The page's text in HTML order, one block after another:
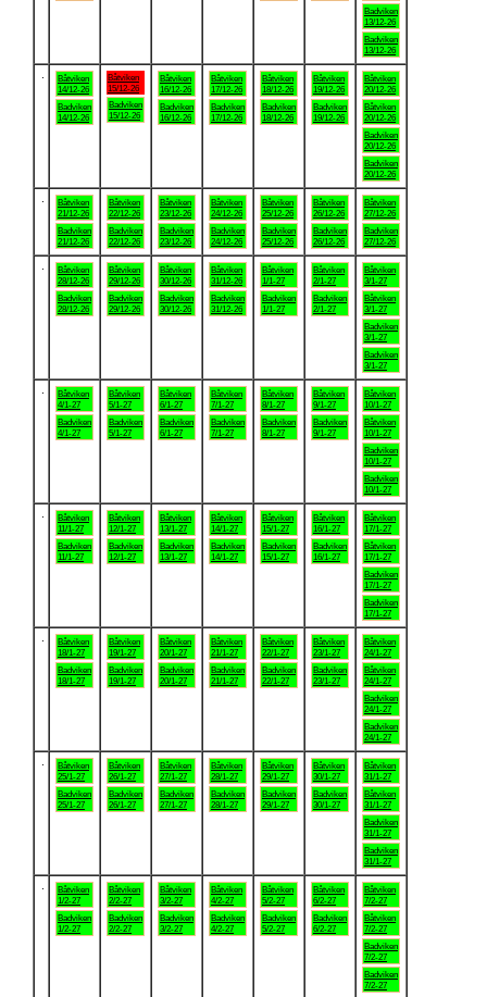
Badviken
13/12-26
Badviken
13/12-26
Båtviken
14/12-26
Badviken
14/12-26
Båtviken
15/12-26
Badviken
15/12-26
Båtviken
16/12-26
Badviken
16/12-26
Båtviken
17/12-26
Badviken
17/12-26
Båtviken
18/12-26
Badviken
18/12-26
Båtviken
19/12-26
Badviken
19/12-26
Båtviken
20/12-26
Båtviken
20/12-26
Badviken
20/12-26
Badviken
20/12-26
Båtviken
21/12-26
Badviken
21/12-26
Båtviken
22/12-26
Badviken
22/12-26
Båtviken
23/12-26
Badviken
23/12-26
Båtviken
24/12-26
Badviken
24/12-26
Båtviken
25/12-26
Badviken
25/12-26
Båtviken
26/12-26
Badviken
26/12-26
Båtviken
27/12-26
Badviken
27/12-26
Båtviken
28/12-26
Badviken
28/12-26
Båtviken
29/12-26
Badviken
29/12-26
Båtviken
30/12-26
Badviken
30/12-26
Båtviken
31/12-26
Badviken
31/12-26
Båtviken
1/1-27
Badviken
1/1-27
Båtviken
2/1-27
Badviken
2/1-27
Båtviken
3/1-27
Båtviken
3/1-27
Badviken
3/1-27
Badviken
3/1-27
Båtviken
4/1-27
Badviken
4/1-27
Båtviken
5/1-27
Badviken
5/1-27
Båtviken
6/1-27
Badviken
6/1-27
Båtviken
7/1-27
Badviken
7/1-27
Båtviken
8/1-27
Badviken
8/1-27
Båtviken
9/1-27
Badviken
9/1-27
Båtviken
10/1-27
Båtviken
10/1-27
Badviken
10/1-27
Badviken
10/1-27
Båtviken
11/1-27
Badviken
11/1-27
Båtviken
12/1-27
Badviken
12/1-27
Båtviken
13/1-27
Badviken
13/1-27
Båtviken
14/1-27
Badviken
14/1-27
Båtviken
15/1-27
Badviken
15/1-27
Båtviken
16/1-27
Badviken
16/1-27
Båtviken
17/1-27
Båtviken
17/1-27
Badviken
17/1-27
Badviken
17/1-27
Båtviken
18/1-27
Badviken
18/1-27
Båtviken
19/1-27
Badviken
19/1-27
Båtviken
20/1-27
Badviken
20/1-27
Båtviken
21/1-27
Badviken
21/1-27
Båtviken
22/1-27
Badviken
22/1-27
Båtviken
23/1-27
Badviken
23/1-27
Båtviken
24/1-27
Båtviken
24/1-27
Badviken
24/1-27
Badviken
24/1-27
Båtviken
25/1-27
Badviken
25/1-27
Båtviken
26/1-27
Badviken
26/1-27
Båtviken
27/1-27
Badviken
27/1-27
Båtviken
28/1-27
Badviken
28/1-27
Båtviken
29/1-27
Badviken
29/1-27
Båtviken
30/1-27
Badviken
30/1-27
Båtviken
31/1-27
Båtviken
31/1-27
Badviken
31/1-27
Badviken
31/1-27
Båtviken
1/2-27
Badviken
1/2-27
Båtviken
2/2-27
Badviken
2/2-27
Båtviken
3/2-27
Badviken
3/2-27
Båtviken
4/2-27
Badviken
4/2-27
Båtviken
5/2-27
Badviken
5/2-27
Båtviken
6/2-27
Badviken
6/2-27
Båtviken
7/2-27
Båtviken
7/2-27
Badviken
7/2-27
Badviken
7/2-27